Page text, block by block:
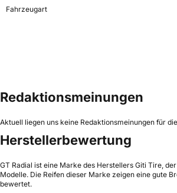
Fahrzeugart
Redaktionsmeinungen
Aktuell liegen uns keine Redaktionsmeinungen für
Herstellerbewertung
GT Radial ist eine Marke des Herstellers Giti Tire,
Modelle. Die Reifen dieser Marke zeigen eine gute
bewertet.